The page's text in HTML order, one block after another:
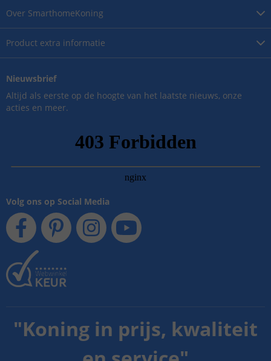
Over SmarthomeKoning
Product extra informatie
Nieuwsbrief
Altijd als eerste op de hoogte van het laatste nieuws, onze
acties en meer.
Volg ons op Social Media
"Koning in prijs, kwaliteit